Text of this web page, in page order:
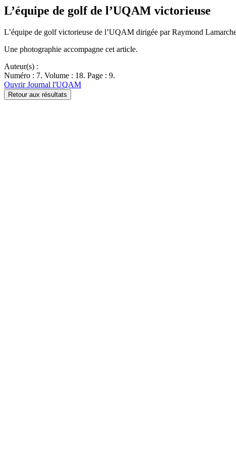
L’équipe de golf de l’UQAM victorieuse
L’équipe de golf victorieuse de l’UQAM dirigée par Raymond
Une photographie accompagne cet article.
Auteur(s) :
Numéro : 7. Volume : 18. Page : 9.
Ouvrir Journal l'UQAM
Retour aux résultats